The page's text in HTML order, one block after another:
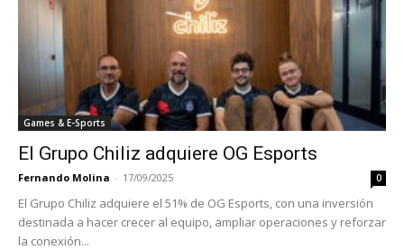
Games & E-Sports
El Grupo Chiliz adquiere OG Esports
Fernando Molina - 17/09/2025 0
El Grupo Chiliz adquiere el 51% de OG Esports, con una inversión
destinada a hacer crecer al equipo, ampliar operaciones y reforzar
la conexión...